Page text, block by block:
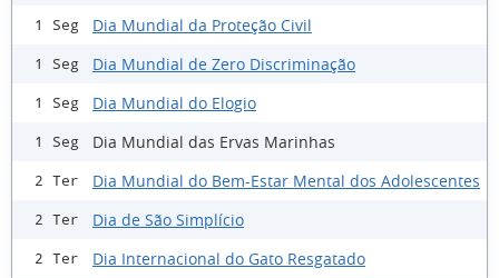
1 Seg Dia Mundial da Proteção Civil
1 Seg Dia Mundial de Zero Discriminação
1 Seg Dia Mundial do Elogio
1 Seg Dia Mundial das Ervas Marinhas
2 Ter Dia Mundial do Bem-Estar Mental dos Adolescentes
2 Ter Dia de São Simplício
2 Ter Dia Internacional do Gato Resgatado